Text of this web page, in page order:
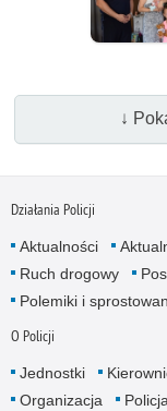
↓
Działania Policji
Aktualności
Ruch drogowy
Polemiki i
O Policji
Jednostki
Organizacja